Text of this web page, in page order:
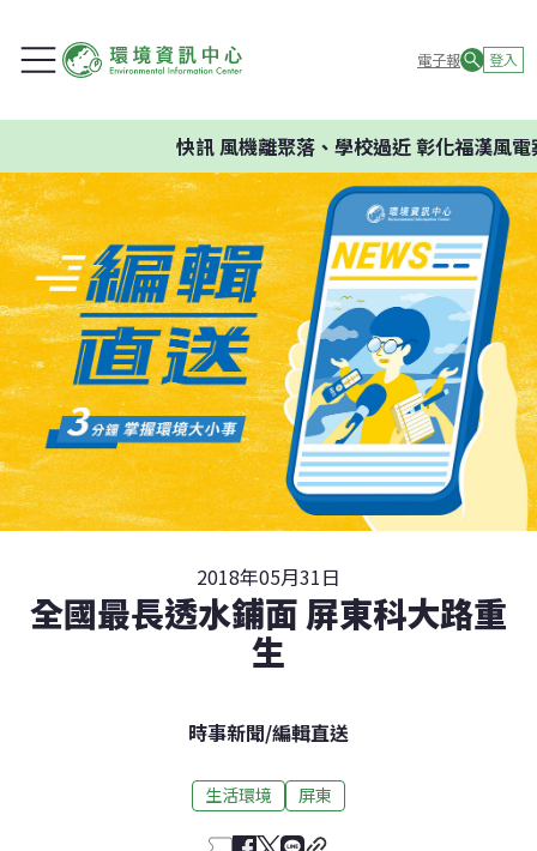
電子報 登入
快訊風機離聚落、學校過近 彰化福漢風電
2018年05月31日
全國最長透水鋪面 屏東科大路重
生
時事新聞/編輯直送
生活環境 屏東